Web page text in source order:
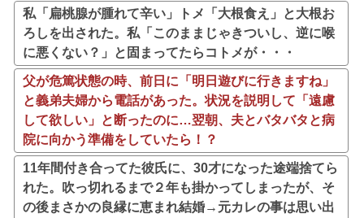
私「扁桃腺が腫れて辛い」トメ「大根食え」と大根お
ろしを出された。私「このままじゃきついし、逆に喉
に悪くない？」と固まってたらコトメが・・・
父が危篤状態の時、前日に「明日遊びに行きますね」
と義弟夫婦から電話があった。状況を説明して「遠慮
して欲しい」と断ったのに…翌朝、夫とバタバタと病
院に向かう準備をしていたら！？
11年間付き合ってた彼氏に、30才になった途端捨てら
れた。吹っ切れるまで２年も掛かってしまったが、そ
の後まさかの良縁に恵まれ結婚→元カレの事は思い出